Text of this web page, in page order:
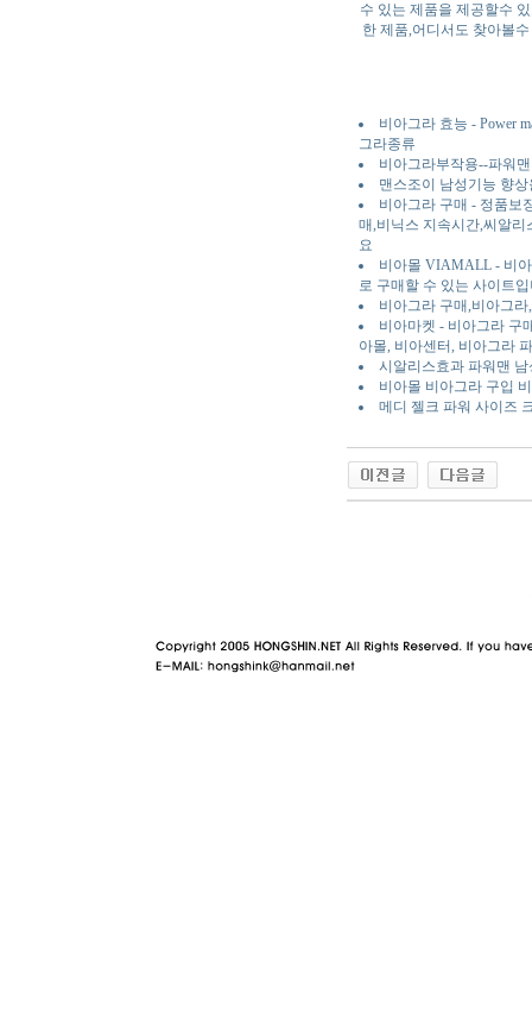
수 있는 제품을 제공할수
한 제품,어디서도 찾아볼
비아그라 효능 - Power
그라종류
비아그라부작용--파워
맨스조이 남성기능 향
비아그라 구매 - 정품보
매,비닉스 지속시간,씨알
요
비아몰 VIAMALL - 비
로 구매할 수 있는 사이트
비아그라 구매,비아그
비아마켓 - 비아그라 구
아몰, 비아센터, 비아그라
시알리스효과 파워맨
비아몰 비아그라 구입
메디 젤크 파워 사이즈